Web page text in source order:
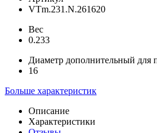
VTm.231.N.261620
Вес
0.233
Диаметр дополнительный для
16
Больше характеристик
Описание
Характеристики